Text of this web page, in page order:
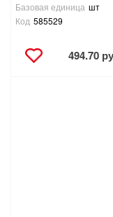
Базовая единица шт
Код 585529
494.70